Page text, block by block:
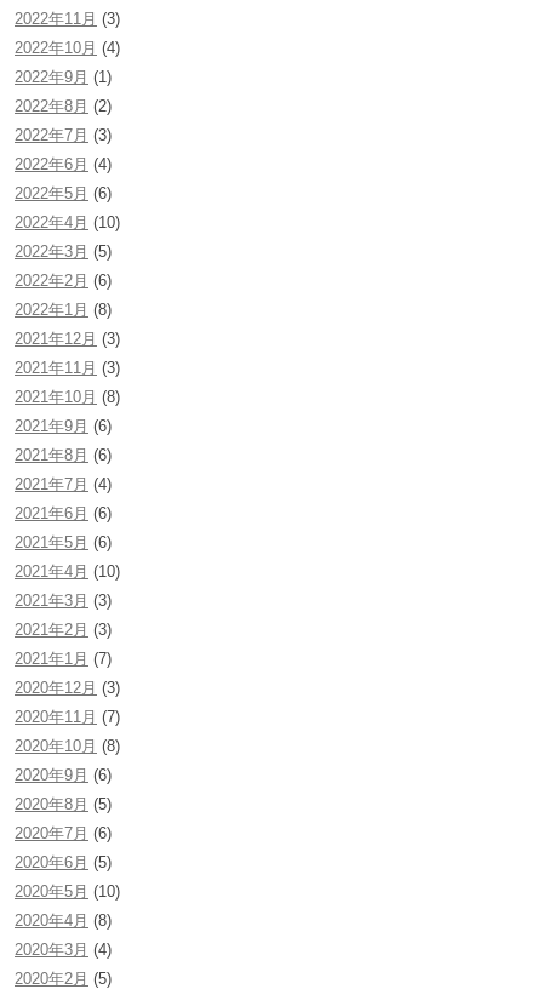
2022年11月 (3)
2022年10月 (4)
2022年9月 (1)
2022年8月 (2)
2022年7月 (3)
2022年6月 (4)
2022年5月 (6)
2022年4月 (10)
2022年3月 (5)
2022年2月 (6)
2022年1月 (8)
2021年12月 (3)
2021年11月 (3)
2021年10月 (8)
2021年9月 (6)
2021年8月 (6)
2021年7月 (4)
2021年6月 (6)
2021年5月 (6)
2021年4月 (10)
2021年3月 (3)
2021年2月 (3)
2021年1月 (7)
2020年12月 (3)
2020年11月 (7)
2020年10月 (8)
2020年9月 (6)
2020年8月 (5)
2020年7月 (6)
2020年6月 (5)
2020年5月 (10)
2020年4月 (8)
2020年3月 (4)
2020年2月 (5)